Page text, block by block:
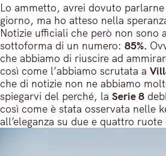
Lo ammetto, avrei dovuto
giorno, ma ho atteso nella
Notizie ufficiali che però non sono
sottoforma di un numero: 85%.
che abbiamo di riuscire ad
così come l’abbiamo scrutata a
che di notizie non ne abbiamo
spiegarvi del perché, la Serie 8
così come è stata osservata nelle
all’eleganza su due e quattro